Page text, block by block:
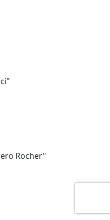
Rocher"